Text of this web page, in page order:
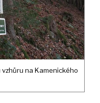
na Kamenického